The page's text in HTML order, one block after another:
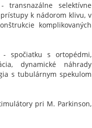
selektívne
k nádorom klivu, v
komplikovaných
- spočiatku s ortopédmi,
dynamické náhrady
s tubulárnym spekulom
pri M. Parkinson,